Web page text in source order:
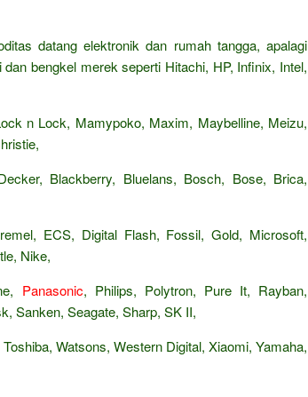
datang elektronik dan rumah tangga, apalagi
bengkel merek seperti Hitachi, HP, Infinix, Intel,
n Lock, Mamypoko, Maxim, Maybelline, Meizu,
Blackberry, Bluelans, Bosch, Bose, Brica,
ECS, Digital Flash, Fossil, Gold, Microsoft,
Nike,
Panasonic, Philips, Polytron, Pure It, Rayban,
Sanken, Seagate, Sharp, SK II,
Watsons, Western Digital, Xiaomi, Yamaha,